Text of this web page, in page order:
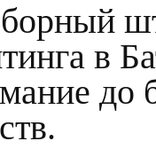
в
до